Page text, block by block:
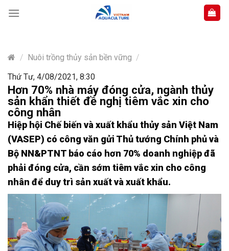
content
/ Nuôi trồng thủy sản bền vững /
Thứ Tư, 4/08/2021, 8:30
Hơn 70% nhà máy đóng cửa, ngành thủy
sản khẩn thiết đề nghị tiêm vắc xin cho
công nhân
Hiệp hội Chế biến và xuất khẩu thủy sản Việt Nam
(VASEP) có công văn gửi Thủ tướng Chính phủ và
Bộ NN&PTNT báo cáo hơn 70% doanh nghiệp đã
phải đóng cửa, cần sớm tiêm vắc xin cho công
nhân để duy trì sản xuất và xuất khẩu.